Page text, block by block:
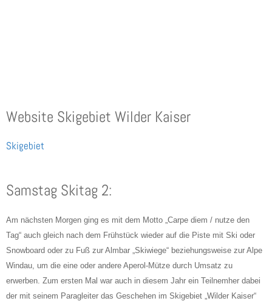
Website Skigebiet Wilder Kaiser
Skigebiet
Samstag Skitag 2:
Am nächsten Morgen ging es mit dem Motto „Carpe diem / nutze den
Tag“ auch gleich nach dem Frühstück wieder auf die Piste mit Ski oder
Snowboard oder zu Fuß zur Almbar „Skiwiege“ beziehungsweise zur Alpe
Windau, um die eine oder andere Aperol-Mütze durch Umsatz zu
erwerben. Zum ersten Mal war auch in diesem Jahr ein Teilnemher dabei
der mit seinem Paragleiter das Geschehen im Skigebiet „Wilder Kaiser“